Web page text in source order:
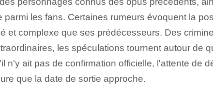
les fans. Certaines rumeurs évoquent la
et complexe que ses prédécesseurs. Des
les spéculations tournent autour de
n'y ait pas de confirmation officielle, l'attente de
que la date de sortie approche.